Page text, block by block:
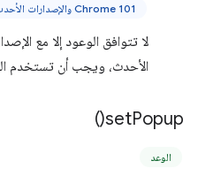
Chrome 101 والإصدارات الأحدث
الأحدث، ويجب أن تستخدم
setPopup(
)
الوعد